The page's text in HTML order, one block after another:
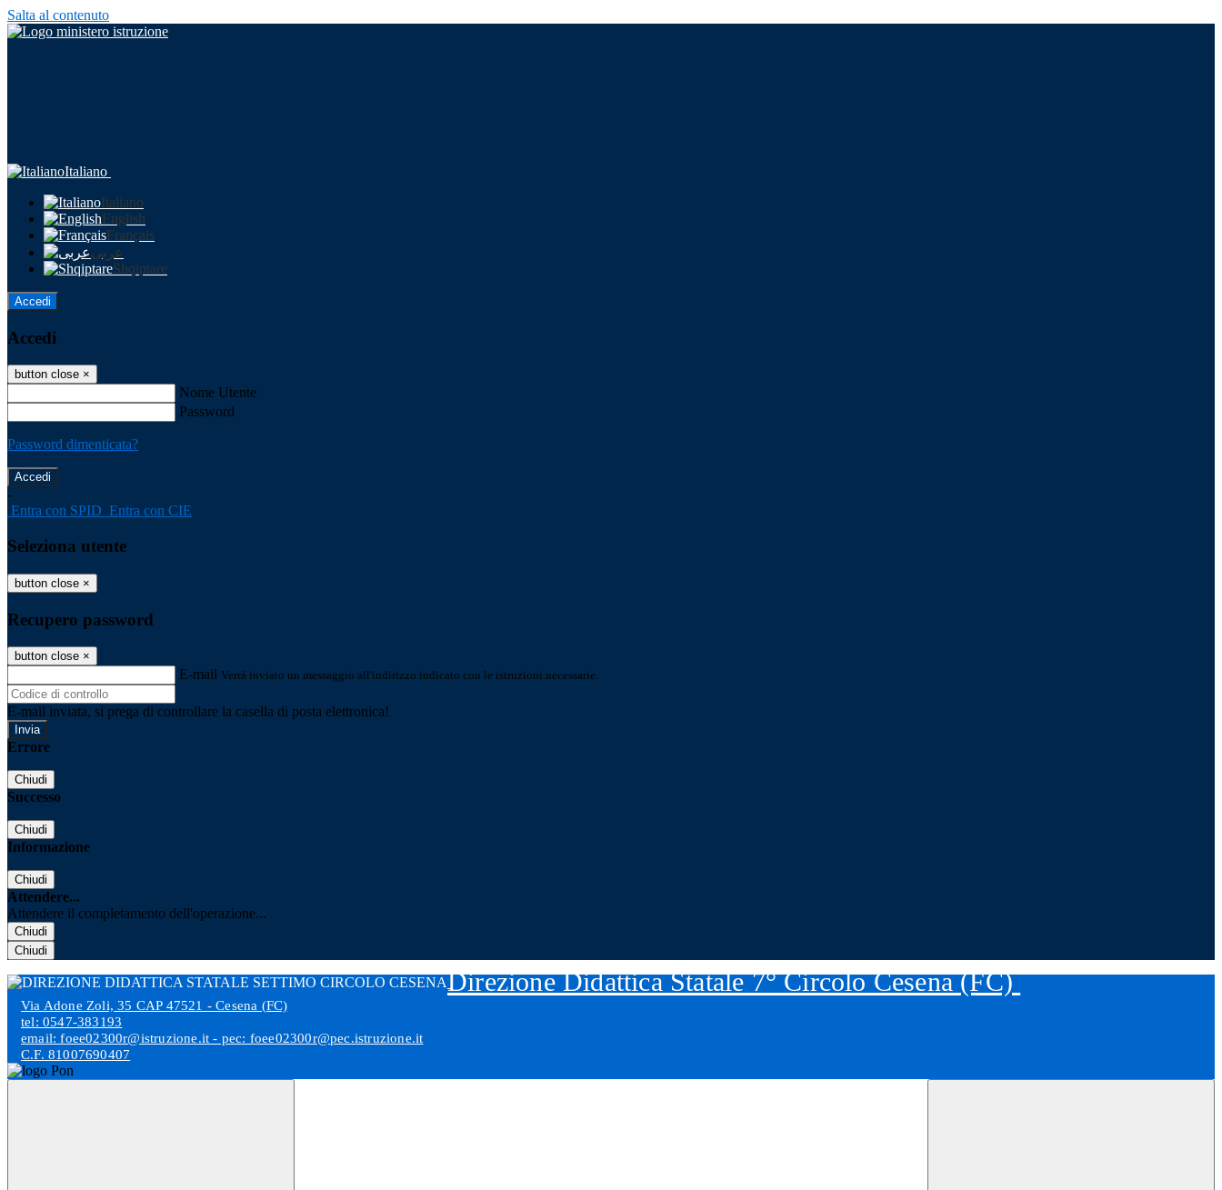
Salta al contenuto
Italiano
Italiano
English
Français
عربى
Shqiptare
Accedi
Accedi
button close ×
Nome Utente
Password
Password dimenticata?
-
Entra con SPID Entra con CIE
Seleziona utente
button close ×
Recupero password
button close ×
E-mail Verrà inviato un messaggio all'indirizzo indicato con le istruzioni necessarie.
E-mail inviata, si prega di controllare la casella di posta elettronica!
Errore
Chiudi
Successo
Chiudi
Informazione
Chiudi
Attendere...
Attendere il completamento dell'operazione...
Chiudi
Chiudi
Direzione Didattica Statale 7° Circolo Cesena (FC)
Via Adone Zoli, 35 CAP 47521 - Cesena (FC)
tel: 0547-383193
email: foee02300r@istruzione.it - pec: foee02300r@pec.istruzione.it
C.F. 81007690407